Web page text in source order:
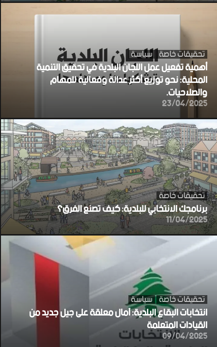
تحقيقات خاصة سياسة
أهمية تفعيل عمل اللجان البلدية في تحقيق التنمية
المحلية: نحو توزيع أكثر عدالة وفعالية للمهام
والصلاحيات.
23/04/2025
تحقيقات خاصة
برنامجك الانتخابي للبلدية: كيف تصنع الفرق؟
11/04/2025
تحقيقات خاصة سياسة
انتخابات البقاع البلدية: آمال معلقة على جيل جديد من
القيادات المتعلمة
09/04/2025